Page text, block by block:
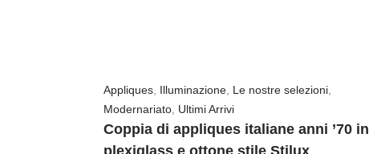
Appliques Illuminazione Le nostre selezioni
Modernariato Ultimi Arrivi
Coppia di appliques italiane anni ’70 in
plexiglass e ottone stile Stilux